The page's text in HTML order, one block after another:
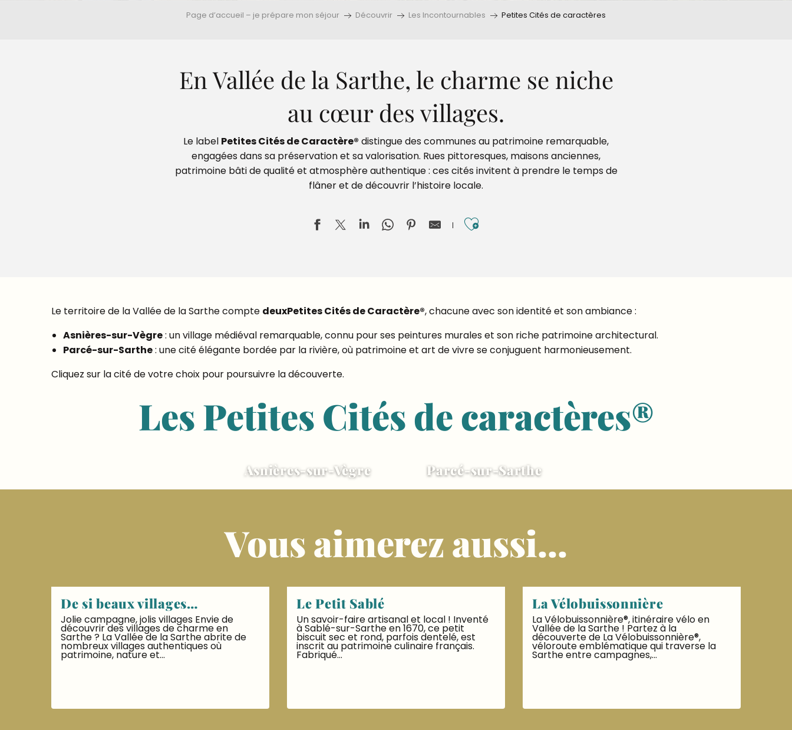
Page d’accueil – je prépare mon séjour Découvrir Les Incontournables Petites Cités de caractères
En Vallée de la Sarthe, le charme se niche
au cœur des villages.
Le label Petites Cités de Caractère® distingue des communes au patrimoine remarquable,
engagées dans sa préservation et sa valorisation. Rues pittoresques, maisons anciennes,
patrimoine bâti de qualité et atmosphère authentique : ces cités invitent à prendre le temps de
flâner et de découvrir l’histoire locale.
Ajouter aux favoris
Le territoire de la Vallée de la Sarthe compte deuxPetites Cités de Caractère®, chacune avec son identité et son ambiance :
Asnières-sur-Vègre: un village médiéval remarquable, connu pour ses peintures murales et son riche patrimoine architectural.
Parcé-sur-Sarthe: une cité élégante bordée par la rivière, où patrimoine et art de vivre se conjuguent harmonieusement.
Cliquez sur la cité de votre choix pour poursuivre la découverte.
Les Petites Cités de caractères®
Asnières-sur-Vègre Parcé-sur-Sarthe
Vous aimerez aussi...
De si beaux villages…
Jolie campagne, jolis villages Envie de
découvrir des villages de charme en
Sarthe ? La Vallée de la Sarthe abrite de
nombreux villages authentiques où
patrimoine, nature et...
Le Petit Sablé
Un savoir-faire artisanal et local ! Inventé
à Sablé-sur-Sarthe en 1670, ce petit
biscuit sec et rond, parfois dentelé, est
inscrit au patrimoine culinaire français.
Fabriqué...
La Vélobuissonnière
La Vélobuissonnière®, itinéraire vélo en
Vallée de la Sarthe ! Partez à la
découverte de La Vélobuissonnière®,
véloroute emblématique qui traverse la
Sarthe entre campagnes,...